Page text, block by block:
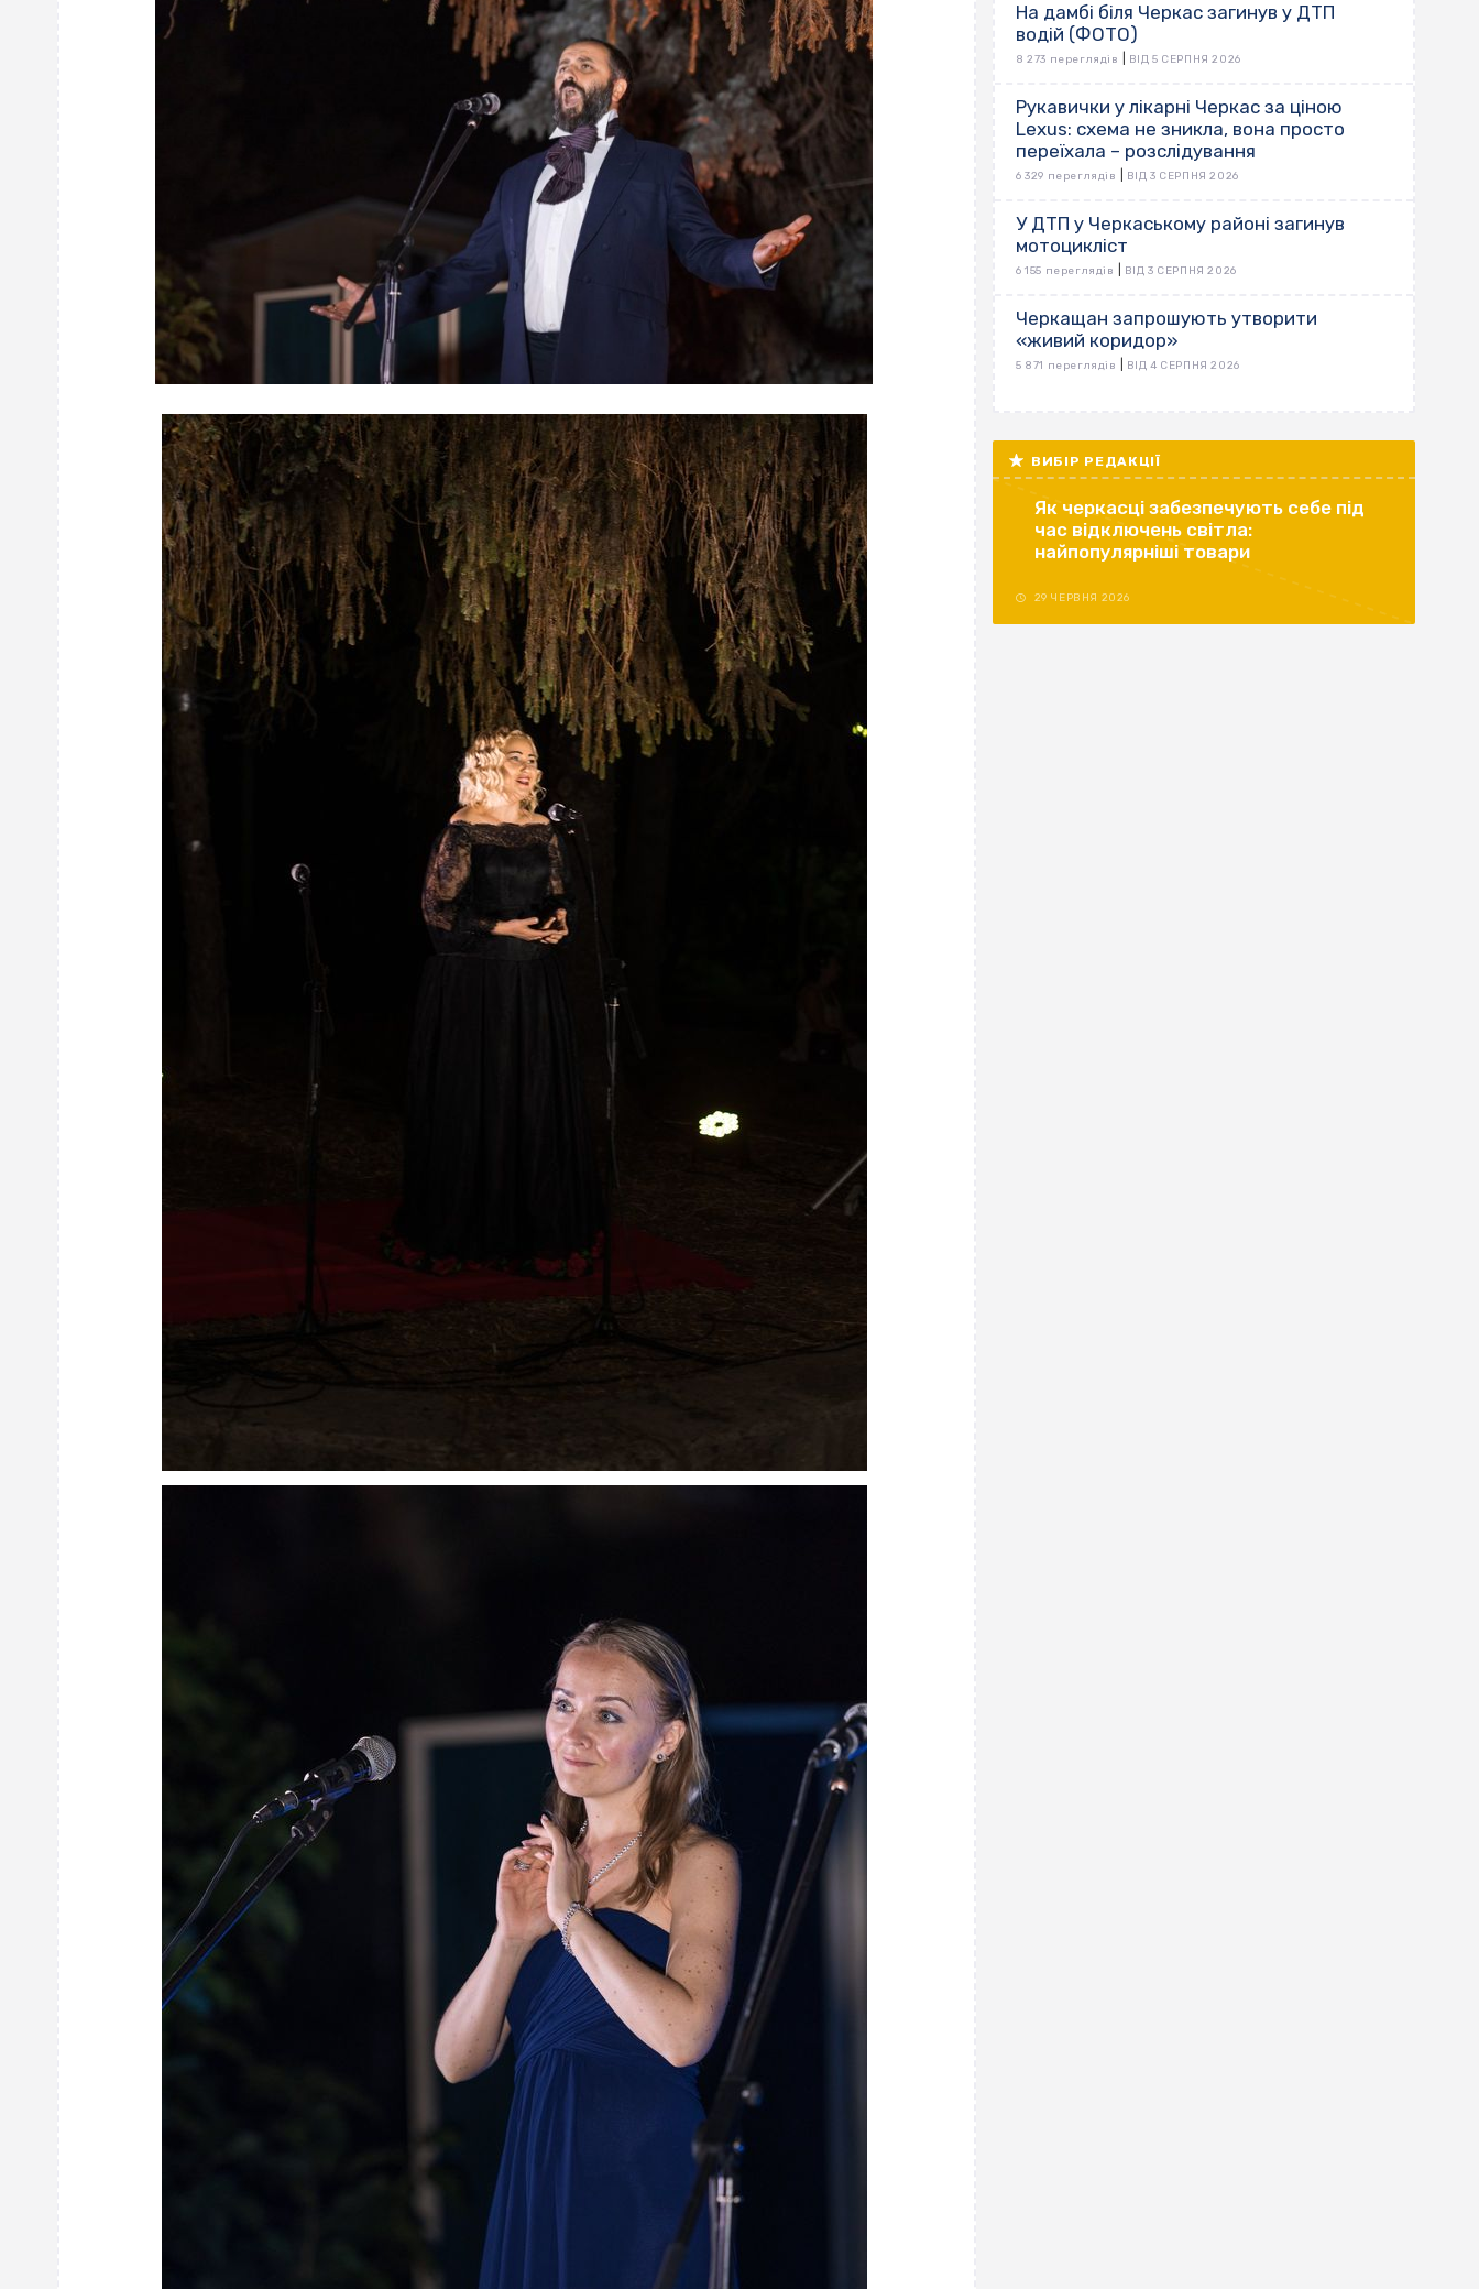
На дамбі біля Черкас загинув у ДТП
водій (ФОТО)
8 273 переглядів ВІД 5 СЕРПНЯ 2026
Рукавички у лікарні Черкас за ціною
Lexus: схема не зникла, вона просто
переїхала – розслідування
6 329 переглядів ВІД 3 СЕРПНЯ 2026
У ДТП у Черкаському районі загинув
мотоцикліст
6 155 переглядів ВІД 3 СЕРПНЯ 2026
Черкащан запрошують утворити
«живий коридор»
5 871 переглядів ВІД 4 СЕРПНЯ 2026
ВИБІР РЕДАКЦІЇ
Як черкасці забезпечують себе під
час відключень світла:
найпопулярніші товари
29 ЧЕРВНЯ 2026